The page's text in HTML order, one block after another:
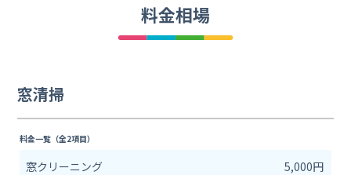
料金相場
窓清掃
料金一覧（全2項目）
窓クリーニング
5,000円